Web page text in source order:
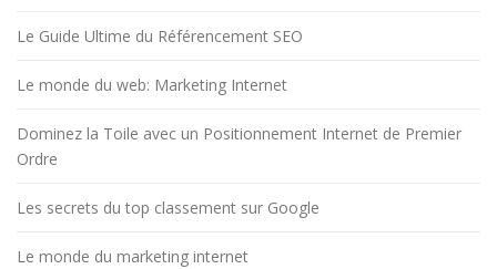
Le Guide Ultime du Référencement SEO
Le monde du web: Marketing Internet
Dominez la Toile avec un Positionnement Internet de Premier
Ordre
Les secrets du top classement sur Google
Le monde du marketing internet